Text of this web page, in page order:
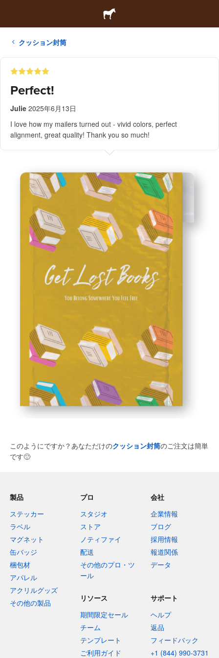
クッション封筒
Perfect!
Julie 2025年6月13日
I love how my mailers turned out - vivid colors, perfect
alignment, great quality! Thank you so much!
このようにですか？あなただけのクッション封筒のご注文は簡単
です🙂
製品
ステッカー
ラベル
マグネット
缶バッジ
梱包材
アパレル
アクリルグッズ
その他の製品
プロ
スタジオ
ストア
ノティファイ
配送
その他のプロ・ツ
ール
会社
企業情報
ブログ
採用情報
報道関係
データ
リソース
期間限定セール
チーム
テンプレート
ご利用ガイド
サポート
ヘルプ
返品
フィードバック
+1 (844) 990-3731